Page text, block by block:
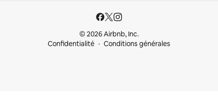
© 2026 Airbnb, Inc.
Confidentialité
Conditions générales